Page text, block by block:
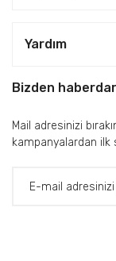
Yardım
Bizden
Mail adresinizi
kampanyalardan ilk